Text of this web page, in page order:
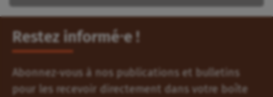
Restez informé⸱e !
Abonnez-vous à nos publications et bulletins
pour les recevoir directement dans votre boîte